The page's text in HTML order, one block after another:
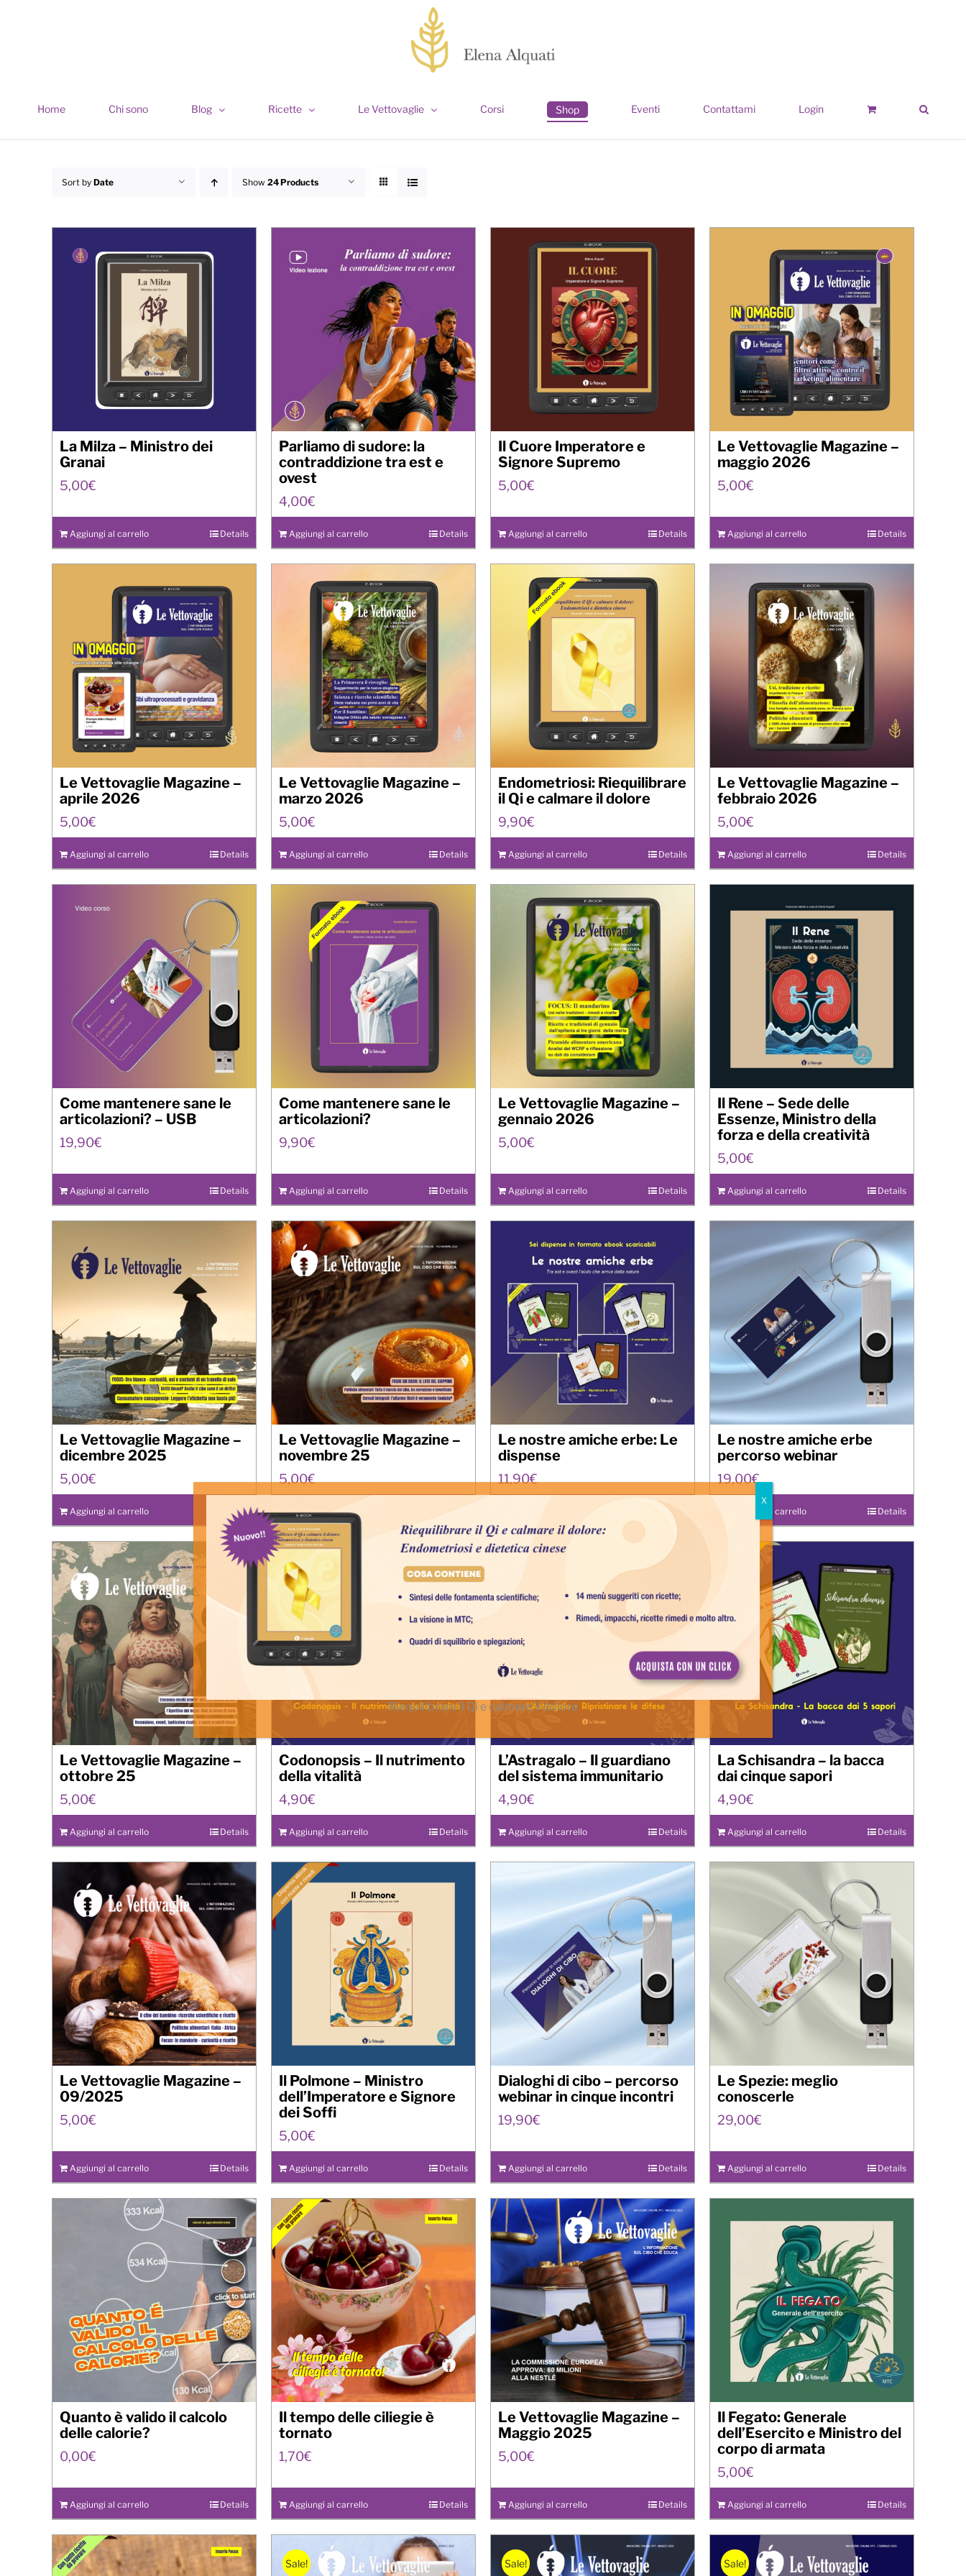
Home Chi sono Blog Ricette Le Vettovaglie Corsi Shop Eventi Contattami Login
Sort by Date Show 24 Products
La Milza – Ministro dei
Granai
5,00€
Aggiungi al carrello Details
Parliamo di sudore: la
contraddizione tra est e
ovest
4,00€
Aggiungi al carrello Details
Il Cuore Imperatore e
Signore Supremo
5,00€
Aggiungi al carrello Details
Le Vettovaglie Magazine –
maggio 2026
5,00€
Aggiungi al carrello Details
Le Vettovaglie Magazine –
aprile 2026
5,00€
Aggiungi al carrello Details
Le Vettovaglie Magazine –
marzo 2026
5,00€
Aggiungi al carrello Details
Endometriosi: Riequilibrare
il Qi e calmare il dolore
9,90€
Aggiungi al carrello Details
Le Vettovaglie Magazine –
febbraio 2026
5,00€
Aggiungi al carrello Details
Come mantenere sane le
articolazioni? – USB
19,90€
Aggiungi al carrello Details
Come mantenere sane le
articolazioni?
9,90€
Aggiungi al carrello Details
Le Vettovaglie Magazine –
gennaio 2026
5,00€
Aggiungi al carrello Details
Il Rene – Sede delle
Essenze, Ministro della
forza e della creatività
5,00€
Aggiungi al carrello Details
Le Vettovaglie Magazine –
dicembre 2025
5,00€
Aggiungi al carrello Details
Le Vettovaglie Magazine –
novembre 25
5,00€
Aggiungi al carrello
Le nostre amiche erbe: Le
dispense
11,90€
Details
Le nostre amiche erbe
percorso webinar
19,00€
Aggiungi al carrello Details
Le Vettovaglie Magazine –
ottobre 25
5,00€
Aggiungi al carrello Details
Codonopsis – Il nutrimento
della vitalità
4,90€
Aggiungi al carrello Details
L’Astragalo – Il guardiano
del sistema immunitario
4,90€
Aggiungi al carrello Details
La Schisandra – la bacca
dai cinque sapori
4,90€
Aggiungi al carrello Details
Le Vettovaglie Magazine –
09/2025
5,00€
Aggiungi al carrello Details
Il Polmone – Ministro
dell’Imperatore e Signore
dei Soffi
5,00€
Aggiungi al carrello Details
Dialoghi di cibo – percorso
webinar in cinque incontri
19,90€
Aggiungi al carrello Details
Le Spezie: meglio
conoscerle
29,00€
Aggiungi al carrello Details
Quanto è valido il calcolo
delle calorie?
0,00€
Aggiungi al carrello Details
Il tempo delle ciliegie è
tornato
1,70€
Aggiungi al carrello Details
Le Vettovaglie Magazine –
Maggio 2025
5,00€
Aggiungi al carrello Details
Il Fegato: Generale
dell’Esercito e Ministro del
corpo di armata
5,00€
Aggiungi al carrello Details
Sale! Sale! Sale!
Riequilibrare il Qi e calmare il dolore